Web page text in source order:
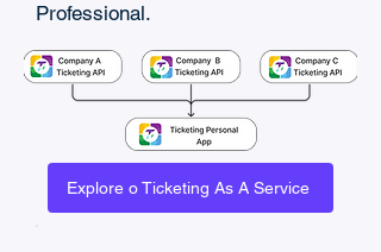
Professional.
Explore o Ticketing As A Service